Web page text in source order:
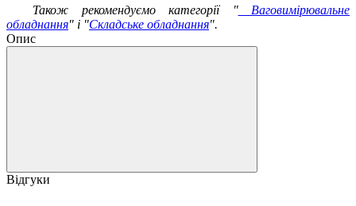
Також рекомендуємо категорії "Ваговимірювальне
обладнання" і "Складське обладнання".
Опис
Відгуки